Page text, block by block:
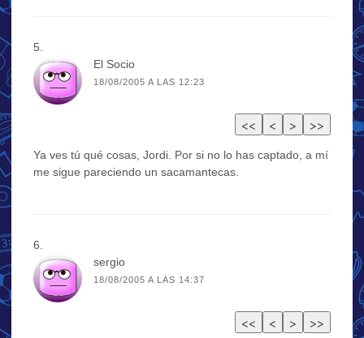
El Socio
18/08/2005 A LAS 12:23
Ya ves tú qué cosas, Jordi. Por si no lo has captado, a mí
me sigue pareciendo un sacamantecas.
sergio
18/08/2005 A LAS 14:37